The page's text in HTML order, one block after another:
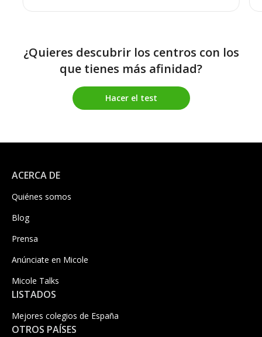
¿Quieres descubrir los centros con los
que tienes más afinidad?
Hacer el test
ACERCA DE
Quiénes somos
Blog
Prensa
Anúnciate en Micole
Micole Talks
LISTADOS
Mejores colegios de España
OTROS PAÍSES